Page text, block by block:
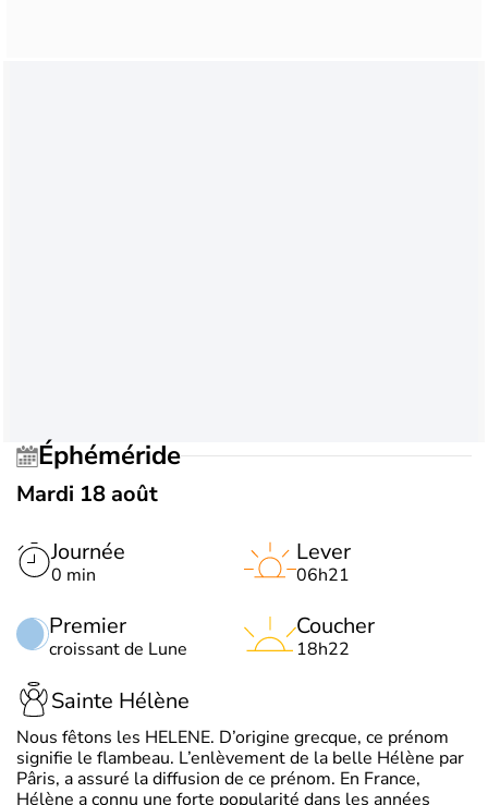
Éphéméride
Mardi 18 août
Journée
0 min
Premier
croissant de Lune
Lever
06h21
Coucher
18h22
Sainte Hélène
Nous fêtons les HELENE. D’origine grecque, ce prénom
signifie le flambeau. L’enlèvement de la belle Hélène par
Pâris, a assuré la diffusion de ce prénom. En France,
Hélène a connu une forte popularité dans les années